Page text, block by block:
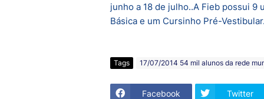
junho a 18 de julho..A Fieb possui 9
Básica e um Cursinho Pré-
Tags 17/07/2014 54 mil alunos da rede
Facebook Twitter